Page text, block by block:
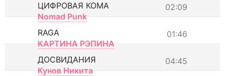
02:09
ЦИФРОВАЯ КОМА
Nomad Punk
01:46
RAGA
КАРТИНА РЭПИНА
04:45
ДОСВИДАНИЯ
Кунов Никита